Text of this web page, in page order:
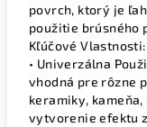
povrch, ktorý je
použitie brúsného
Kľúčové Vlastnosti:
• Univerzálna
vhodná pre rôzne
keramiky,
vytvorenie efektu